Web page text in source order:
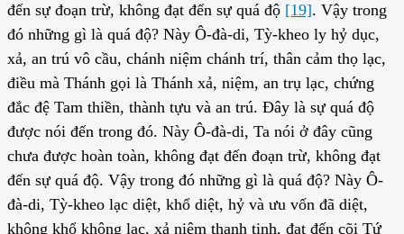
đến sự đoạn trừ, không đạt đến sự quá độ [19]. Vậy trong
đó những gì là quá độ? Này Ô-đà-di, Tỳ-kheo ly hỷ dục,
xả, an trú vô cầu, chánh niệm chánh trí, thân cảm thọ lạc,
điều mà Thánh gọi là Thánh xả, niệm, an trụ lạc, chứng
đắc đệ Tam thiền, thành tựu và an trú. Đây là sự quá độ
được nói đến trong đó. Này Ô-đà-di, Ta nói ở đây cũng
chưa được hoàn toàn, không đạt đến đoạn trừ, không đạt
đến sự quá độ. Vậy trong đó những gì là quá độ? Này Ô-
đà-di, Tỳ-kheo lạc diệt, khổ diệt, hỷ và ưu vốn đã diệt,
không khổ không lạc, xả niệm thanh tịnh, đạt đến cõi Tứ